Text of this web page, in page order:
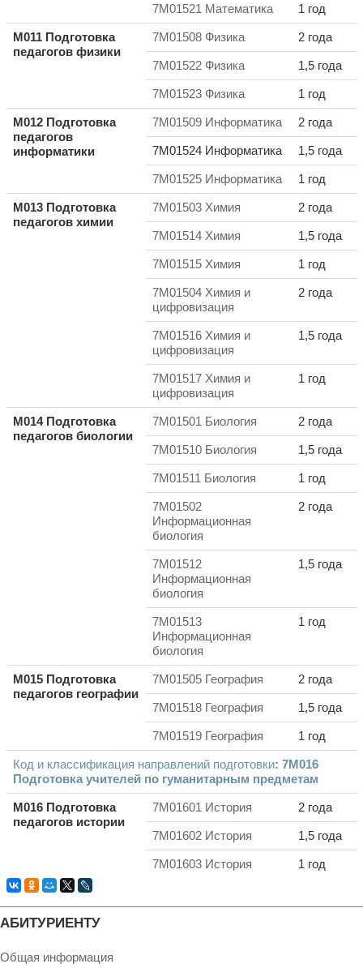
7M01521 Математика 1 год
M011 Подготовка
педагогов физики
7M01508 Физика 2 года
7M01522 Физика 1,5 года
7M01523 Физика 1 год
M012 Подготовка
педагогов
информатики
7M01509 Информатика 2 года
7M01524 Информатика 1,5 года
7M01525 Информатика 1 год
M013 Подготовка
педагогов химии
7M01503 Химия 2 года
7M01514 Химия 1,5 года
7M01515 Химия 1 год
7M01504 Химия и
цифровизация
2 года
7M01516 Химия и
цифровизация
1,5 года
7M01517 Химия и
цифровизация
1 год
M014 Подготовка
педагогов биологии
7M01501 Биология 2 года
7M01510 Биология 1,5 года
7M01511 Биология 1 год
7M01502
Информационная
биология
2 года
7M01512
Информационная
биология
1,5 года
7M01513
Информационная
биология
1 год
M015 Подготовка
педагогов географии
7M01505 География 2 года
7M01518 География 1,5 года
7M01519 География 1 год
Код и классификация направлений подготовки: 7M016
Подготовка учителей по гуманитарным предметам
M016 Подготовка
педагогов истории
7M01601 История 2 года
7M01602 История 1,5 года
7M01603 История 1 год
АБИТУРИЕНТУ
Общая информация